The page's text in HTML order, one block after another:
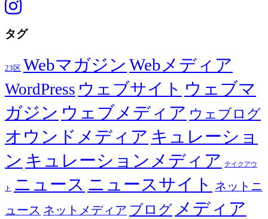
タグ
23区 Webマガジン Webメディア
WordPress ウェブサイト ウェブマ
ガジン ウェブメディア ウェブログ
オウンドメディア キュレーショ
ン キュレーションメディア テイクアウ
ト ニュース ニュースサイト ネットニ
ュース ネットメディア ブログ メディア